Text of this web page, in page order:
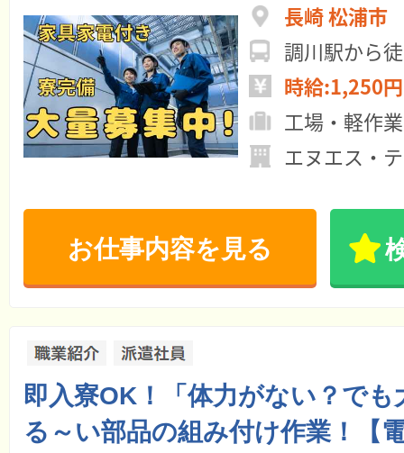
長崎 松浦市
調川駅から
時給:1,250
工場・軽作業
エヌエス・
お仕事内容を見る
即入寮OK！「体力がない？でも
る～い部品の組み付け作業！【